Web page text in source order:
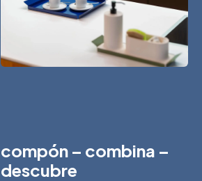
compón – combina –
descubre